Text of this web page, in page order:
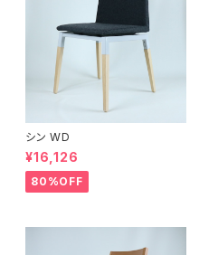
シン WD
¥16,126
80%OFF